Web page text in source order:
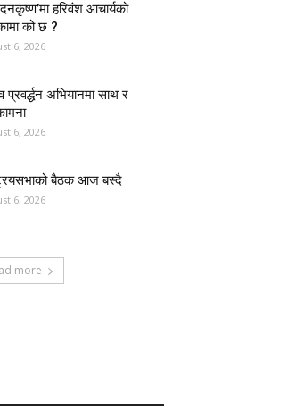
हरिवंश आचार्यको
को छ ?
6, 2026
प्रवर्द्धन अभियानमा साथ र
6, 2026
बैठक आज बस्दै
6, 2026
more